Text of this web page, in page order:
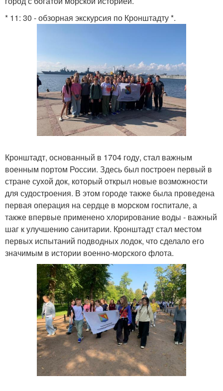
* 11: 30 - обзорная экскурсия по Кронштадту *.
Кронштадт, основанный в 1704 году, стал важным
военным портом России. Здесь был построен первый в
стране сухой док, который открыл новые возможности
для судостроения. В этом городе также была проведена
первая операция на сердце в морском госпитале, а
также впервые применено хлорирование воды - важный
шаг к улучшению санитарии. Кронштадт стал местом
первых испытаний подводных лодок, что сделало его
значимым в истории военно-морского флота.